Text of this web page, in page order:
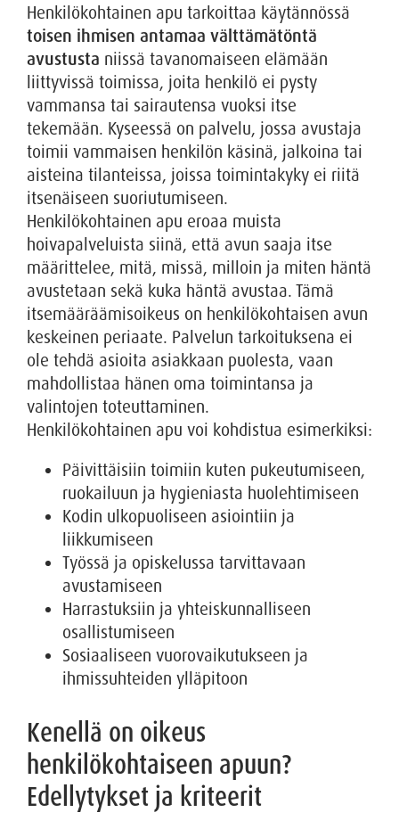
Henkilökohtainen apu tarkoittaa käytännössä
toisen ihmisen antamaa välttämätöntä
avustusta niissä tavanomaiseen elämään
liittyvissä toimissa, joita henkilö ei pysty
vammansa tai sairautensa vuoksi itse
tekemään. Kyseessä on palvelu, jossa avustaja
toimii vammaisen henkilön käsinä, jalkoina tai
aisteina tilanteissa, joissa toimintakyky ei riitä
itsenäiseen suoriutumiseen.
Henkilökohtainen apu eroaa muista
hoivapalveluista siinä, että avun saaja itse
määrittelee, mitä, missä, milloin ja miten häntä
avustetaan sekä kuka häntä avustaa. Tämä
itsemääräämisoikeus on henkilökohtaisen avun
keskeinen periaate. Palvelun tarkoituksena ei
ole tehdä asioita asiakkaan puolesta, vaan
mahdollistaa hänen oma toimintansa ja
valintojen toteuttaminen.
Henkilökohtainen apu voi kohdistua esimerkiksi:
Päivittäisiin toimiin kuten pukeutumiseen,
ruokailuun ja hygieniasta huolehtimiseen
Kodin ulkopuoliseen asiointiin ja
liikkumiseen
Työssä ja opiskelussa tarvittavaan
avustamiseen
Harrastuksiin ja yhteiskunnalliseen
osallistumiseen
Sosiaaliseen vuorovaikutukseen ja
ihmissuhteiden ylläpitoon
Kenellä on oikeus
henkilökohtaiseen apuun?
Edellytykset ja kriteerit